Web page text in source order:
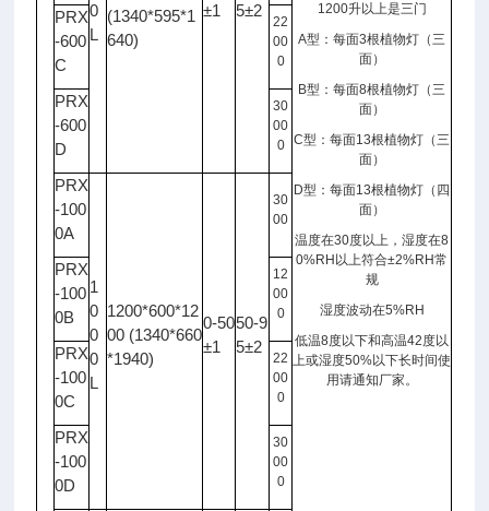
1200升以上是三门
A型：每面3根植物灯（三
面）
B型：每面8根植物灯（三
面）
C型：每面13根植物灯（三
面）
D型：每面13根植物灯（四
面）
温度在30度以上，湿度在8
0%RH 以上符合±2%RH常
规
湿度波动在5%RH
低温8度以下和高温42度以
上或湿度50%以下长时间使
用请通知厂家。
0
L
(1340*595*1
640)
±1
5±2
PRX
-600
C
22
00
0
PRX
-600
D
30
00
0
PRX
-100
0A
1
0
0
0
L
1200*600*12
00 (1340*660
*1940)
0-50
±1
50-9
5±2
30
00
PRX
-100
0B
12
00
0
PRX
-100
0C
22
00
0
PRX
-100
0D
30
00
0